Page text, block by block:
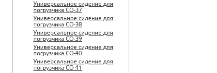
Универсальное сидение для
погрузчика CO-37
Универсальное сидение для
погрузчика CO-38
Универсальное сидение для
погрузчика CO-39
Универсальное сидение для
погрузчика CO-40
Универсальное сидение для
погрузчика CO-41